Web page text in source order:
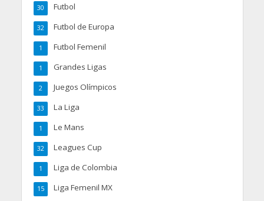
Futbol
30
Futbol de Europa
32
Futbol Femenil
1
Grandes Ligas
1
Juegos Olímpicos
2
La Liga
33
Le Mans
1
Leagues Cup
32
Liga de Colombia
1
Liga Femenil MX
15